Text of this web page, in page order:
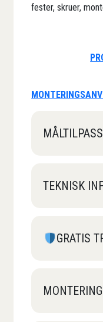
fester, skruer,
TEKNISK
GRATIS
MONTERING